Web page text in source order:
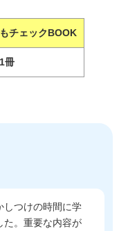
チェックBOOK
冊
しつけの時間に学
た。重要な内容が